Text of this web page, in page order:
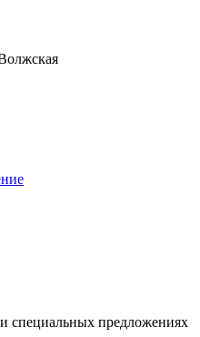
специальных предложениях